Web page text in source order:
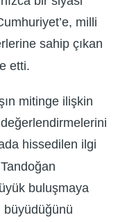
milli
sahip çıkan
etti.
mitinge ilişkin
hissedilen ilgi
buluşmaya
büyüdüğünü